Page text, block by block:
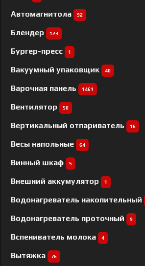
Автомагнитола 92
Блендер 123
Бургер-пресс 1
Вакуумный упаковщик 40
Варочная панель 1461
Вентилятор 50
Вертикальный отпариватель 16
Весы напольные 64
Винный шкаф 5
Внешний аккумулятор 1
Водонагреватель накопительный
Водонагреватель проточный 9
Вспениватель молока 4
Вытяжка 76